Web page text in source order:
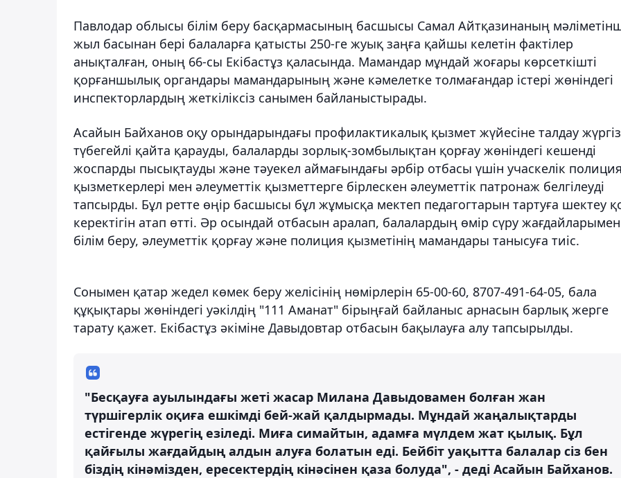
Павлодар облысы білім беру басқармасының басшысы Самал Айтқазинаның
жыл басынан бері балаларға қатысты 250-ге жуық заңға қайшы келетін фактілер
анықталған, оның 66-сы Екібастұз қаласында. Мамандар мұндай жоғары көрсеткішті
қорғаншылық органдары мамандарының және кәмелетке толмағандар істері жөніндегі
инспекторлардың жеткіліксіз санымен байланыстырады.
Асайын Байханов оқу орындарындағы профилактикалық қызмет жүйесіне талдау
түбегейлі қайта қарауды, балаларды зорлық-зомбылықтан қорғау жөніндегі кешенді
жоспарды пысықтауды және тәуекел аймағындағы әрбір отбасы үшін учаскелік
қызметкерлері мен әлеуметтік қызметтерге бірлескен әлеуметтік патронаж белгілеуді
тапсырды. Бұл ретте өңір басшысы бұл жұмысқа мектеп педагогтарын тартуға шектеу
керектігін атап өтті. Әр осындай отбасын аралап, балалардың өмір сүру жағдайларымен
білім беру, әлеуметтік қорғау және полиция қызметінің мамандары танысуға тиіс.
Сонымен қатар жедел көмек беру желісінің нөмірлерін 65-00-60, 8707-491-64-05, бала
құқықтары жөніндегі уәкілдің "111 Аманат" бірыңғай байланыс арнасын барлық жерге
тарату қажет. Екібастұз әкіміне Давыдовтар отбасын бақылауға алу тапсырылды.
"Бесқауға ауылындағы жеті жасар Милана Давыдовамен болған жан
түршігерлік оқиға ешкімді бей-жай қалдырмады. Мұндай жаңалықтарды
естігенде жүрегің езіледі. Миға симайтын, адамға мүлдем жат қылық. Бұл
қайғылы жағдайдың алдын алуға болатын еді. Бейбіт уақытта балалар сіз бен
біздің кінәмізден, ересектердің кінәсінен қаза болуда", - деді Асайын Байханов.